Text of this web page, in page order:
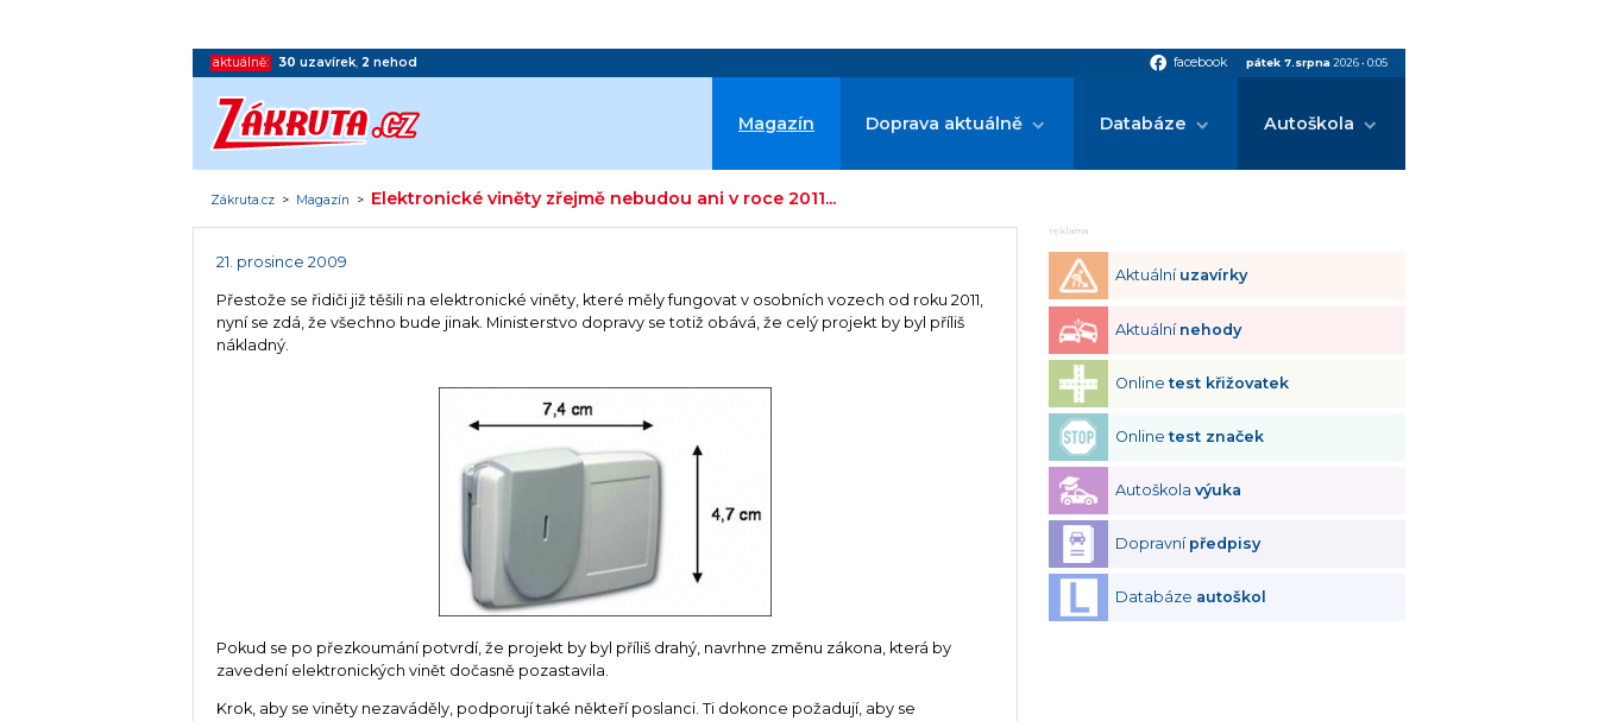
aktuálně: 30 uzavírek,2 nehod facebook facebook pátek 7.srpna 2026• 0:05
Magazín Doprava aktuálně Databáze Autoškola
Zákruta.cz > Magazín > Elektronické viněty zřejmě nebudou ani v roce 2011...
21. prosince 2009
Přestože se řidiči již těšili na elektronické viněty, které měly fungovat v osobních vozech od roku 2011,
nyní se zdá, že všechno bude jinak. Ministerstvo dopravy se totiž obává, že celý projekt by byl příliš
nákladný.
Pokud se po přezkoumání potvrdí, že projekt by byl příliš drahý, navrhne změnu zákona, která by
zavedení elektronických vinět dočasně pozastavila.
Krok, aby se viněty nezaváděly, podporují také někteří poslanci. Ti dokonce požadují, aby se
reklama
Aktuální uzavírky
Aktuální nehody
Onlinetest křižovatek
Onlinetest značek
Autoškolavýuka
Dopravní předpisy
Databáze autoškol